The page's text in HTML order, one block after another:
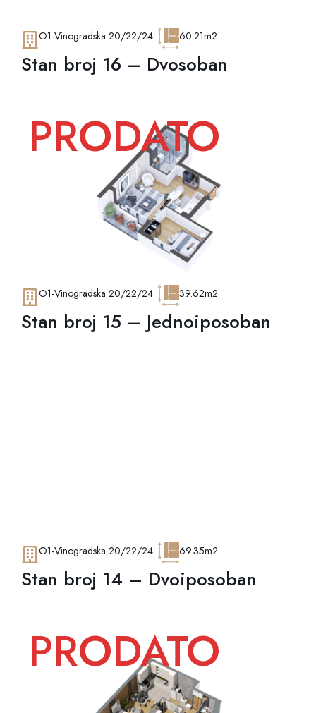
O1-Vinogradska 20/22/24 60.21m2
Stan broj 16 – Dvosoban
PRODATO
O1-Vinogradska 20/22/24 39.62m2
Stan broj 15 – Jednoiposoban
O1-Vinogradska 20/22/24 69.35m2
Stan broj 14 – Dvoiposoban
PRODATO